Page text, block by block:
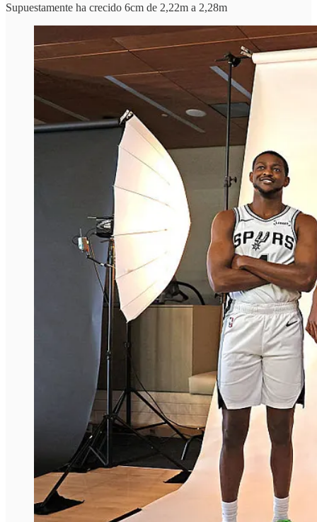
Supuestamente ha crecido 6cm de 2,22m a 2,28m